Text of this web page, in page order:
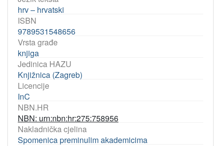
hrv – hrvatski
ISBN
9789531548656
Vrsta građe
knjiga
Jedinica HAZU
Knjižnica (Zagreb)
Licencije
InC
NBN.HR
NBN: urn:nbn:hr:275:758956
Nakladnička cjelina
Spomenica preminulim akademicima